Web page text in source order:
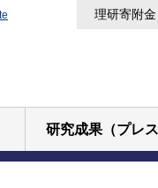
理研寄附金
研究成果（プレ